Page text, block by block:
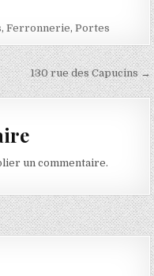
,Ferronnerie,Portes
130 rue des Capucins →
un commentaire.